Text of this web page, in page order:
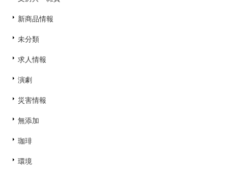
新商品情報
未分類
求人情報
演劇
災害情報
無添加
珈琲
環境